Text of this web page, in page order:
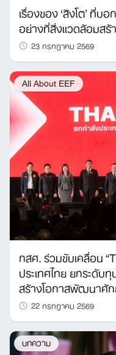
เรื่องของ ‘สิงโต’ ที่บ
อย่างที่สิ่งแวดล้อมสร้
23 กรกฎาคม 2569
All About EEF
กสศ. ร่วมขับเคลื่อน
ประเทศไทย ยกระดับ
สร้างโอกาสพัฒนาศั
22 กรกฎาคม 2569
บทความ